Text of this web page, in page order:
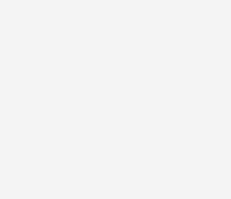
ich damit einverstanden, über
und eine Abmeldung ist
mit Daten finden Sie